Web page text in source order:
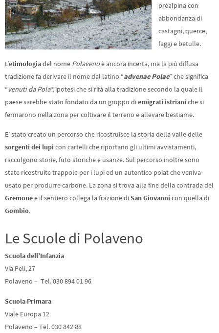
prealpina con
abbondanza di
castagni, querce,
faggi e betulle.
L’etimologiadel nome Polavenoè ancora incerta, ma la più diffusa
tradizione fa derivare il nome dal latino “advenae Polae” che significa
“venuti da Pola“, ipotesi che si rifà alla tradizione secondo la quale il
paese sarebbe stato fondato da un gruppo diemigrati istriani che si
fermarono nella zona per coltivare il terreno e allevare bestiame.
E’ stato creato un percorso che ricostruisce la storia della valle delle
sorgenti dei lupi con cartelli che riportano gli ultimi avvistamenti,
raccolgono storie, foto storiche e usanze. Sul percorso inoltre sono
state ricostruite trappole per i lupi ed un autentico poiat che veniva
usato per produrre carbone. La zona si trova alla fine della contrada del
Gremonee il sentiero collega la frazione diSan Giovanni con quella di
Gombio.
Le Scuole di Polaveno
Scuola dell’Infanzia
Via Peli, 27
Polaveno – Tel. 030 894 01 96
Scuola Primara
Viale Europa 12
Polaveno – Tel. 030 842 88